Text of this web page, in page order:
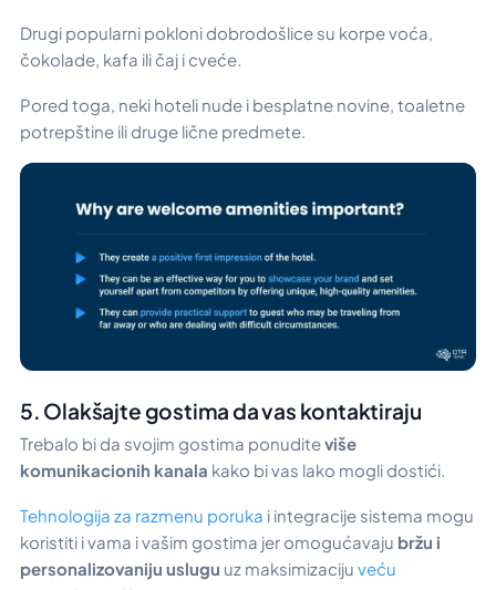
Drugi popularni pokloni dobrodošlice su korpe voća,
čokolade, kafa ili čaj i cveće.
Pored toga, neki hoteli nude i besplatne novine, toaletne
potrepštine ili druge lične predmete.
5. Olakšajte gostima da vas kontaktiraju
Trebalo bi da svojim gostima ponuditeviše
komunikacionih kanala kako bi vas lako mogli dostići.
Tehnologija za razmenu poruka i integracije sistema mogu
koristiti i vama i vašim gostima jer omogućavaju bržu i
personalizovaniju uslugu uz maksimizaciju veću